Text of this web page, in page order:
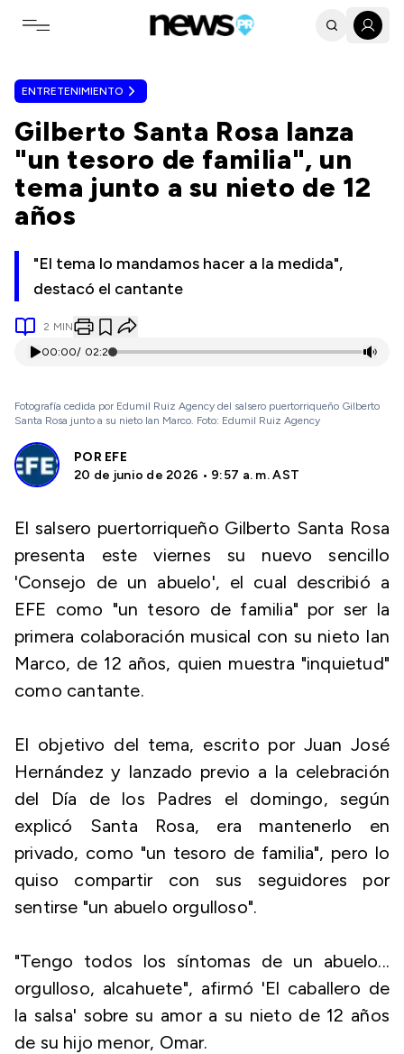
Toggle navigation menu
ENTRETENIMIENTO
Gilberto Santa Rosa lanza
"un tesoro de familia", un
tema junto a su nieto de 12
años
"El tema lo mandamos hacer a la medida",
destacó el cantante
2 MIN
00:00/ 02:21
Fotografía cedida por Edumil Ruiz Agency del salsero puertorriqueño Gilberto
Santa Rosa junto a su nieto Ian Marco. Foto: Edumil Ruiz Agency
POR EFE
20 de junio de 2026 • 9:57 a. m. AST
El salsero puertorriqueño Gilberto Santa Rosa
presenta este viernes su nuevo sencillo
'Consejo de un abuelo', el cual describió a
EFE como "un tesoro de familia" por ser la
primera colaboración musical con su nieto Ian
Marco, de 12 años, quien muestra "inquietud"
como cantante.
El objetivo del tema, escrito por Juan José
Hernández y lanzado previo a la celebración
del Día de los Padres el domingo, según
explicó Santa Rosa, era mantenerlo en
privado, como "un tesoro de familia", pero lo
quiso compartir con sus seguidores por
sentirse "un abuelo orgulloso".
"Tengo todos los síntomas de un abuelo...
orgulloso, alcahuete", afirmó 'El caballero de
la salsa' sobre su amor a su nieto de 12 años
de su hijo menor, Omar.